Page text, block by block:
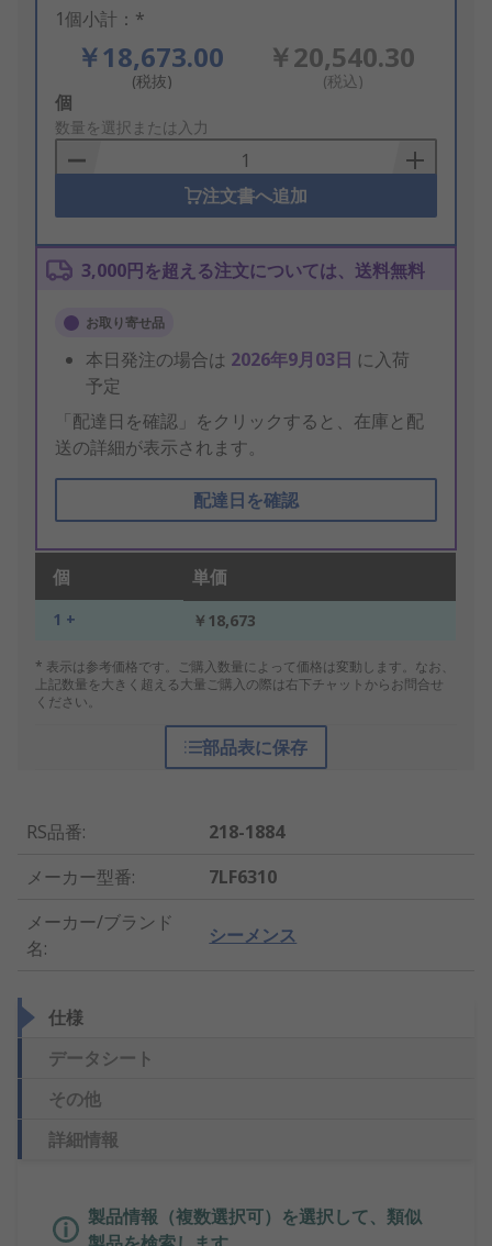
1個小計：*
￥18,673.00
(税抜)
￥20,540.30
(税込)
Add
to
Basket
個
数量を選択または入力
注文書へ追加
3,000円を超える注文については、送料無料
お取り寄せ品
本日発注の場合は 2026年9月03日 に入荷
予定
「配達日を確認」をクリックすると、在庫と配
送の詳細が表示されます。
配達日を確認
個 単価
1 + ￥18,673
* 表示は参考価格です。ご購入数量によって価格は変動します。なお、
上記数量を大きく超える大量ご購入の際は右下チャットからお問合せ
ください。
部品表に保存
RS品番:
218-1884
メーカー型番:
7LF6310
メーカー/ブランド
名:
シーメンス
仕様
データシート
その他
詳細情報
製品情報（複数選択可）を選択して、類似